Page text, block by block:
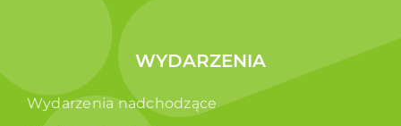
WYDARZENIA
Wydarzenia nadchodzące